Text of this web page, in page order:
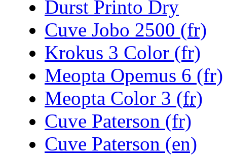
Durst Printo Dry
Cuve Jobo 2500 (fr)
Krokus 3 Color (fr)
Meopta Opemus 6 (fr)
Meopta Color 3 (fr)
Cuve Paterson (fr)
Cuve Paterson (en)